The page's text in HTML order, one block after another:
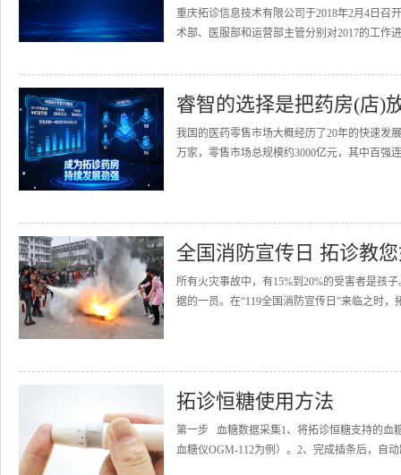
重庆拓诊信息技术有限公司于2018年2月4日召
术部、医服部和运营部主管分别对2017的工作
睿智的选择是把药房(店)
我国的医药零售市场大概经历了20年的快速发
万家，零售市场总规模约3000亿元，其中百强
全国消防宣传日 拓诊教
所有火灾事故中，有15%到20%的受害者是孩
据的一员。在“119全国消防宣传日”来临之时
拓诊恒糖使用方法
第一步 血糖数据采集1、将拓诊恒糖支持的血
血糖仪OGM-112为例）。2、完成插条后，自